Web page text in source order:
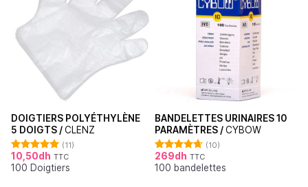
DOIGTIERS POLYÉTHYLÈNE
5 DOIGTS /CLENZ
Note5.00
sur 5
(11)
10,50dh TTC
100 Doigtiers
BANDELETTES URINAIRES 10
PARAMÈTRES /CYBOW
Note4.70
sur 5
(10)
269dh TTC
100 bandelettes